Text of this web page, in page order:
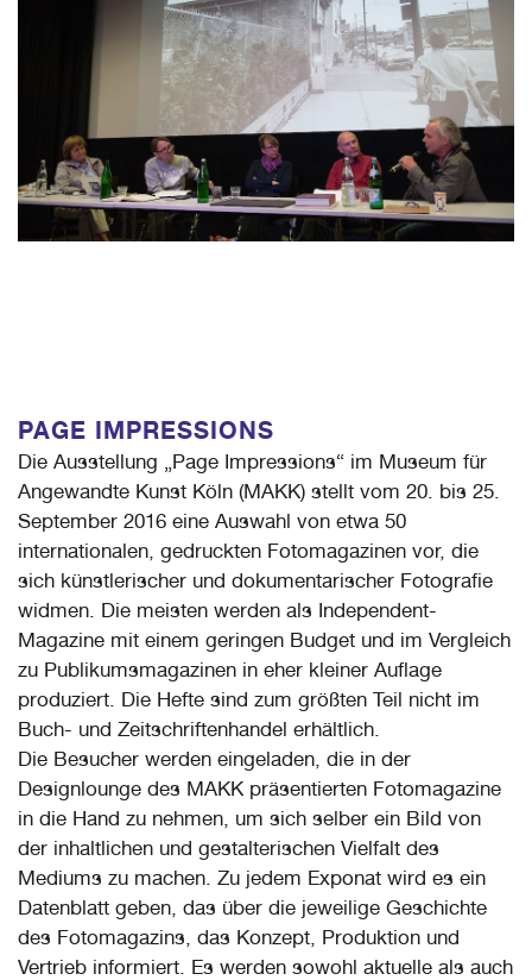
PAGE IMPRESSIONS
Die Ausstellung „Page Impressions“ im Museum für
Angewandte Kunst Köln (MAKK) stellt vom 20. bis 25.
September 2016 eine Auswahl von etwa 50
internationalen, gedruckten Fotomagazinen vor, die
sich künstlerischer und dokumentarischer Fotografie
widmen. Die meisten werden als Independent-
Magazine mit einem geringen Budget und im Vergleich
zu Publikumsmagazinen in eher kleiner Auflage
produziert. Die Hefte sind zum größten Teil nicht im
Buch- und Zeitschriftenhandel erhältlich.
Die Besucher werden eingeladen, die in der
Designlounge des MAKK präsentierten Fotomagazine
in die Hand zu nehmen, um sich selber ein Bild von
der inhaltlichen und gestalterischen Vielfalt des
Mediums zu machen. Zu jedem Exponat wird es ein
Datenblatt geben, das über die jeweilige Geschichte
des Fotomagazins, das Konzept, Produktion und
Vertrieb informiert. Es werden sowohl aktuelle als auch